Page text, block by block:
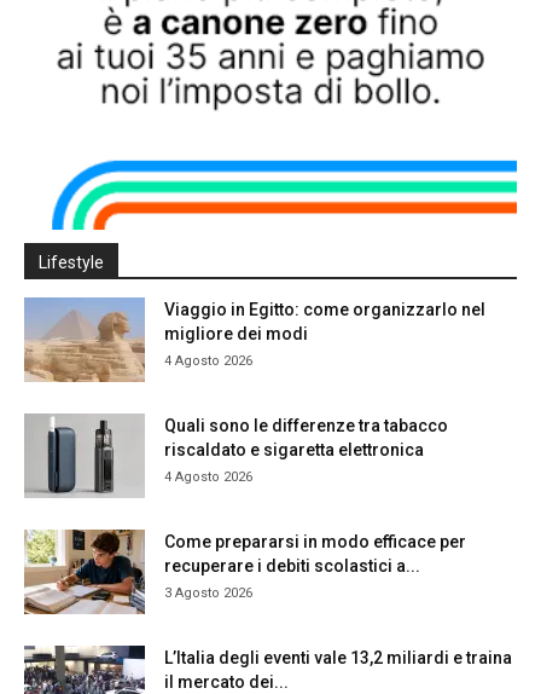
Lifestyle
Viaggio in Egitto: come organizzarlo nel
migliore dei modi
4 Agosto 2026
Quali sono le differenze tra tabacco
riscaldato e sigaretta elettronica
4 Agosto 2026
Come prepararsi in modo efficace per
recuperare i debiti scolastici a...
3 Agosto 2026
L’Italia degli eventi vale 13,2 miliardi e traina
il mercato dei...